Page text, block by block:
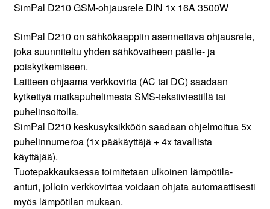
SimPal D210 GSM-ohjausrele DIN 1x 16A 3500W
SimPal D210 on sähkökaappiin asennettava ohjausrele,
joka suunniteltu yhden sähkövaiheen päälle- ja
poiskytkemiseen.
Laitteen ohjaama verkkovirta (AC tai DC) saadaan
kytkettyä matkapuhelimesta SMS-tekstiviestillä tai
puhelinsoitolla.
SimPal D210 keskusyksikköön saadaan ohjelmoitua 5x
puhelinnumeroa (1x pääkäyttäjä + 4x tavallista
käyttäjää).
Tuotepakkauksessa toimitetaan ulkoinen lämpötila-
anturi, jolloin verkkovirtaa voidaan ohjata automaattisesti
myös lämpötilan mukaan.